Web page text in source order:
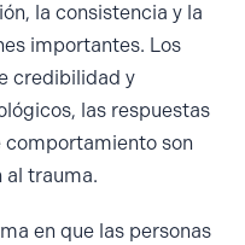
la consistencia y la
importantes. Los
credibilidad y
las respuestas
comportamiento son
al trauma.
en que las personas